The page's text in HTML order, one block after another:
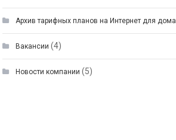
Архив тарифных планов на Интернет для дома
Вакансии (4)
Новости компании (5)